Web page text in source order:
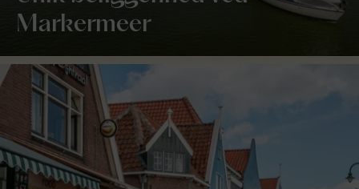
Markermeer